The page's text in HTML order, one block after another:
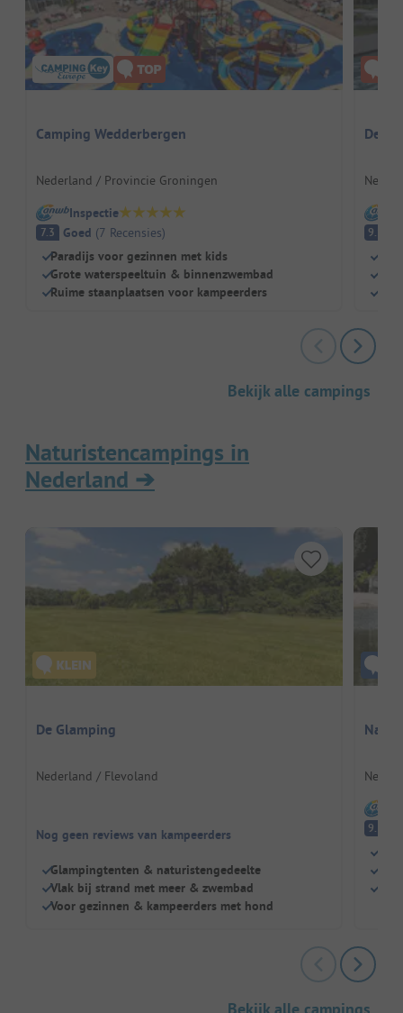
Camping Wedderbergen
Nederland / Provincie Groningen
Inspectie
7.3 Goed (7 Recensies)
Paradijs voor gezinnen met kids
Grote waterspeeltuin & binnenzwembad
Ruime staanplaatsen voor kampeerders
De
9.1
Bekijk alle campings
Naturistencampings in
Nederland ➔
De Glamping
Nederland / Flevoland
Nog geen reviews van kampeerders
Glampingtenten & naturistengedeelte
Vlak bij strand met meer & zwembad
Voor gezinnen & kampeerders met hond
9.3
Bekijk alle campings